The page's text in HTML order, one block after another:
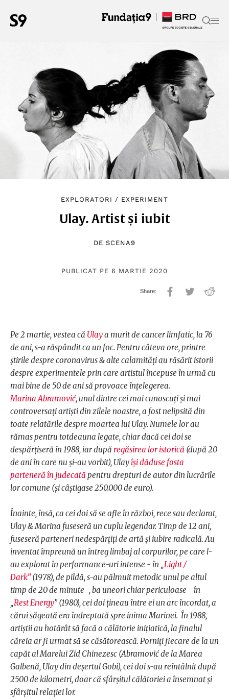
EXPLORATORI / EXPERIMENT
Ulay. Artist și iubit
DE SCENA9
PUBLICAT PE 6 MARTIE 2020
Pe 2 martie, vestea că Ulaya murit de cancer limfatic, la 76
de ani, s-a răspândit ca un foc. Pentru câteva ore, printre
știrile despre coronavirus & alte calamități au răsărit istorii
despre experimentele prin care artistul începuse în urmă cu
mai bine de 50 de ani să provoace înțelegerea.
Marina Abramović, unul dintre cei mai cunoscuți și mai
controversați artiști din zilele noastre, a fost nelipsită din
toate relatările despre moartea lui Ulay. Numele lor au
rămas pentru totdeauna legate, chiar dacă cei doi se
despărțiseră în 1988, iar după regăsirea lor istorică (după 20
de ani în care nu și-au vorbit), Ulayîși dăduse fosta
parteneră în judecată pentru drepturi de autor din lucrările
lor comune (și câștigase 250.000 de euro).
Înainte, însă, ca cei doi să se afle în război, rece sau declarat,
Ulay & Marina fuseseră un cuplu legendar. Timp de 12 ani,
fuseseră parteneri nedespărțiți de artă și iubire radicală. Au
inventat împreună un întreg limbaj al corpurilor, pe care l-
au explorat în performance-uri intense - în „Light /
Dark”(1978), de pildă, s-au pălmuit metodic unul pe altul
timp de 20 de minute -, ba uneori chiar periculoase - în
„Rest Energy” (1980), cei doi țineau între ei un arc încordat, a
cărui săgeată era îndreptată spre inima Marinei. În 1988,
artiștii au hotărât să facă o călătorie inițiatică, la finalul
căreia ar fi urmat să se căsătorească. Porniți fiecare de la un
capăt al Marelui Zid Chinezesc (Abramović de la Marea
Galbenă, Ulay din deșertul Gobi), cei doi s-au reîntâlnit după
2500 de kilometri, doar că sfârșitul călătoriei a însemnat și
sfârșitul relației lor.